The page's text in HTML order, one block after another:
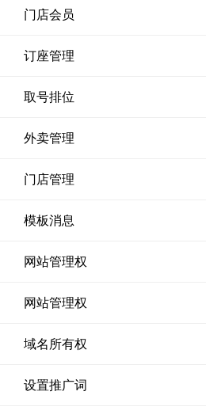
门店会员
订座管理
取号排位
外卖管理
门店管理
模板消息
网站管理权
网站管理权
域名所有权
设置推广词